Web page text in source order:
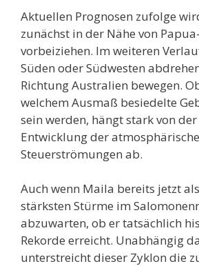
Aktuellen Prognosen zufolge
zunächst in der Nähe von
vorbeiziehen. Im weiteren
Süden oder Südwesten
Richtung Australien bewegen.
welchem Ausmaß besiedelte
sein werden, hängt stark von
Entwicklung der
Steuerströmungen ab.
Auch wenn Maila bereits jetzt
stärksten Stürme im
abzuwarten, ob er tatsächlich
Rekorde erreicht. Unabhängig
unterstreicht dieser Zyklon die